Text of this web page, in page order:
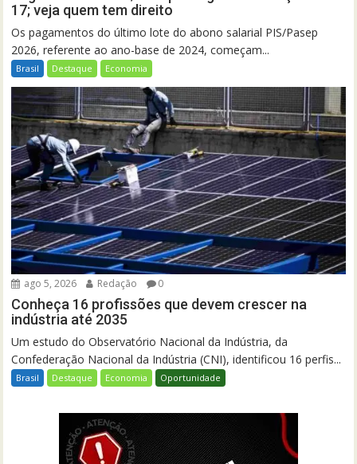
17; veja quem tem direito
Os pagamentos do último lote do abono salarial PIS/Pasep
2026, referente ao ano-base de 2024, começam...
Brasil Destaque Economia
ago 5, 2026 Redação 0
Conheça 16 profissões que devem crescer na
indústria até 2035
Um estudo do Observatório Nacional da Indústria, da
Confederação Nacional da Indústria (CNI), identificou 16 perfis...
Brasil Destaque Economia Oportunidade